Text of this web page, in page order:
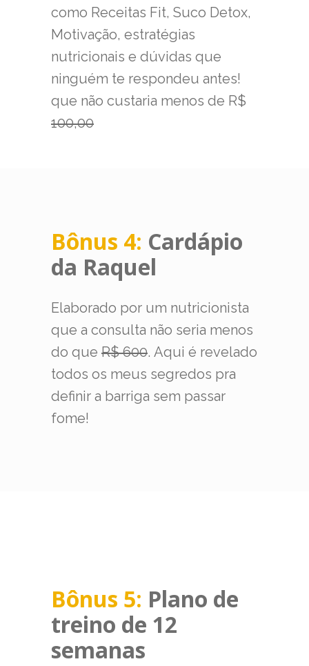
como Receitas Fit, Suco Detox,
Motivação, estratégias
nutricionais e dúvidas que
ninguém te respondeu antes!
que não custaria menos de R$
100,00
Bônus 4: Cardápio
da Raquel
Elaborado por um nutricionista
que a consulta não seria menos
do que R$ 600. Aqui é revelado
todos os meus segredos pra
definir a barriga sem passar
fome!
Bônus 5: Plano de
treino de 12
semanas